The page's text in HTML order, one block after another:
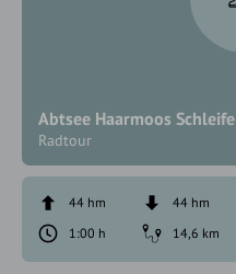
Abtsee Haarmoos Schleife
Radtour
44 hm
44 hm
1:00 h
14,6 km